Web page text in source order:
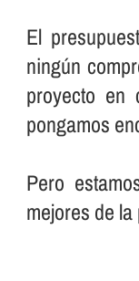
El
ningún
proyecto en
pongamos
Pero
mejores de